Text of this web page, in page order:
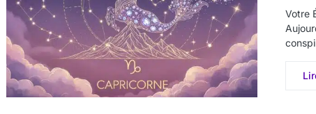
Votre